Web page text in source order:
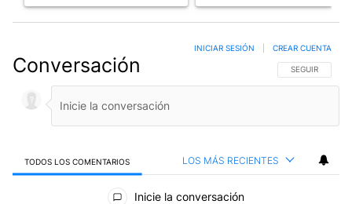
Conversación SIGA ESTA
SEGUIR
INICIAR SESIÓN CREAR CUENTA
TODOS LOS COMENTARIOS LOS MÁS RECIENTES
Todos los comentarios
Inicie la conversación